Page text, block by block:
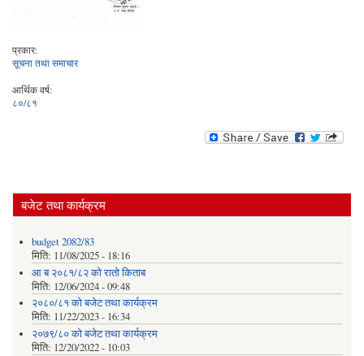
प्रकार:
सूचना तथा समाचार
आर्थिक वर्ष:
८०/८१
बजेट तथा कार्यक्रम
budget 2082/83
मिति: 11/08/2025 - 18:16
आ ब २०८१/८२ काे राताे किताब
मिति: 12/06/2024 - 09:48
२०८०/८१ को बजेट तथा कार्यक्रम
मिति: 11/22/2023 - 16:34
२०७९/८० को बजेट तथा कार्यक्रम
मिति: 12/20/2022 - 10:03